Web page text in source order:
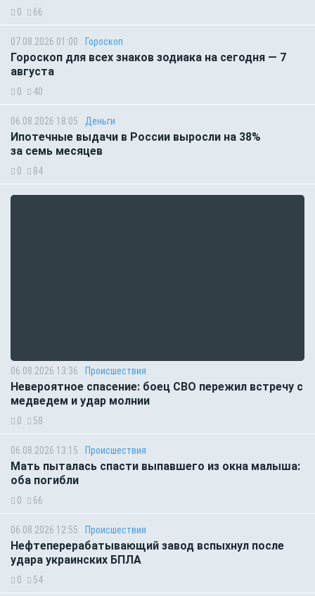
0 66
07.08.2026 01:00 Гороскоп
Гороскоп для всех знаков зодиака на сегодня — 7
августа
0 40
06.08.2026 18:05 Деньги
Ипотечные выдачи в России выросли на 38%
за семь месяцев
0 84
06.08.2026 13:36 Происшествия
Невероятное спасение: боец СВО пережил встречу с
медведем и удар молнии
0 58
06.08.2026 13:15 Происшествия
Мать пыталась спасти выпавшего из окна малыша:
оба погибли
0 66
06.08.2026 12:55 Происшествия
Нефтеперерабатывающий завод вспыхнул после
удара украинских БПЛА
0 54